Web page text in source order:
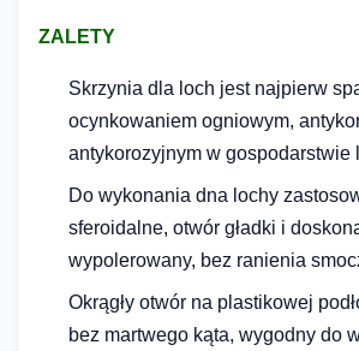
ZALETY
Skrzynia dla loch jest najpierw
ocynkowaniem ogniowym,
antykorozyjnym w gospodarstwie
Do wykonania dna lochy
sferoidalne, otwór gładki i
wypolerowany, bez ranienia
Okrągły otwór na plastikowej
bez martwego kąta, wygodny do